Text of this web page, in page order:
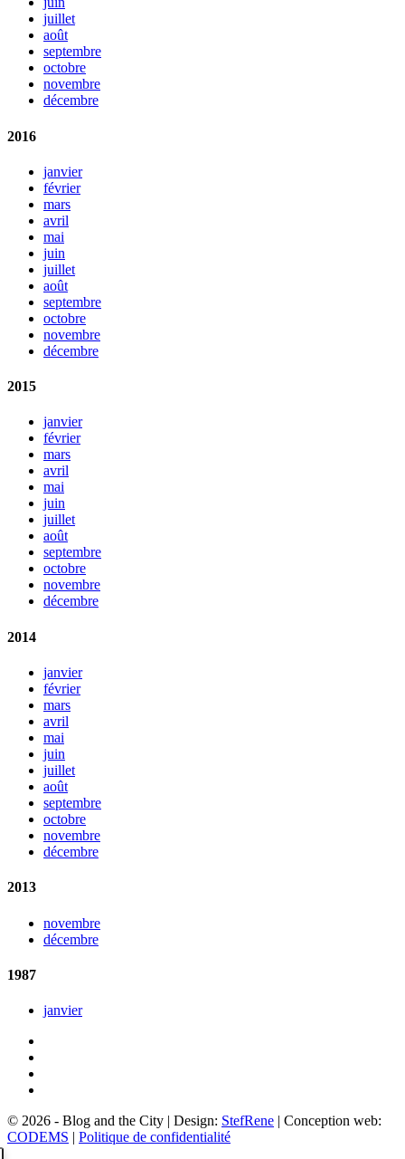
juillet
août
septembre
octobre
novembre
décembre
2016
janvier
février
mars
avril
mai
juin
juillet
août
septembre
octobre
novembre
décembre
2015
janvier
février
mars
avril
mai
juin
juillet
août
septembre
octobre
novembre
décembre
2014
janvier
février
mars
avril
mai
juin
juillet
août
septembre
octobre
novembre
décembre
2013
novembre
décembre
1987
janvier
© 2026 - Blog and the City | Design: StefRene | Conception web:
CODEMS | Politique de confidentialité